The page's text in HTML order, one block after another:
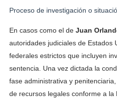
Proceso de investigación o
En casos como el de Juan
autoridades judiciales de Estados
federales estrictos que incluyen
sentencia. Una vez dictada la
fase administrativa y
de recursos legales conforme a la